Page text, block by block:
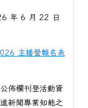
年 6 月 22 日
主播營報名表
佈欄刊登活動資
新聞專業知能之